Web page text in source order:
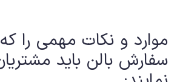
موارد و نکات مهمی را
سفارش بالن باید